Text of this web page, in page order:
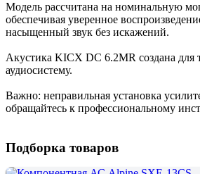
Модель рассчитана на номинальную
обеспечивая уверенное
насыщенный звук без искажений.
Акустика KICX DC 6.2MR создана для
аудиосистему.
Важно: неправильная установка
обращайтесь к профессиональному
Подборка товаров